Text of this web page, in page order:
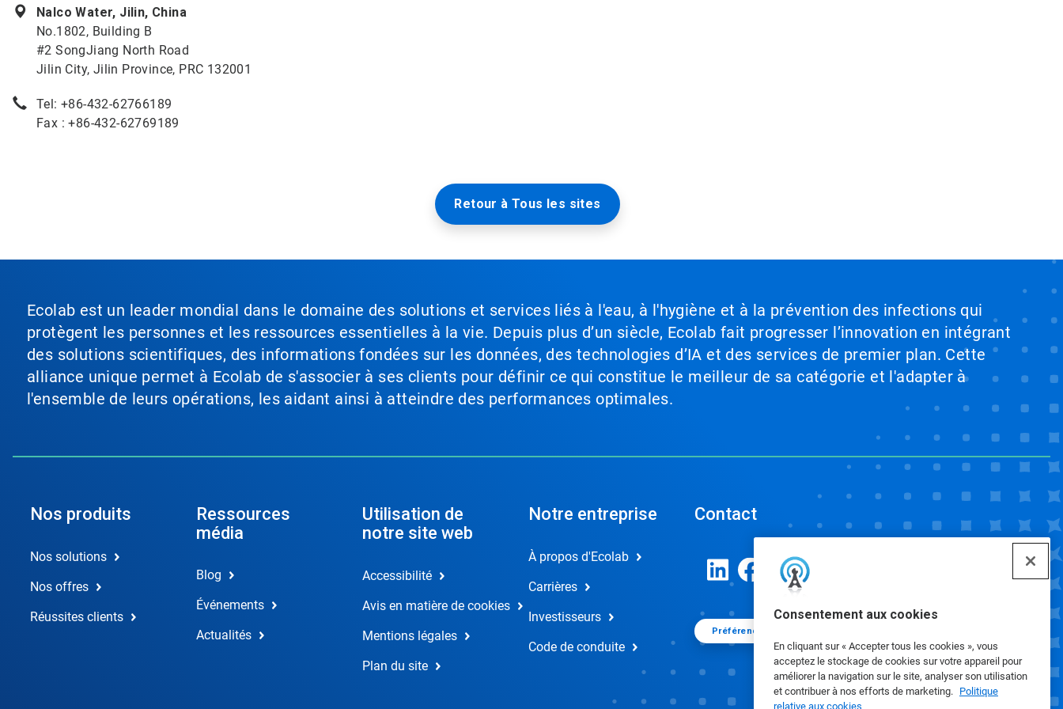
Consentement aux cookies
En cliquant sur « Accepter tous les cookies », vous
acceptez le stockage de cookies sur votre appareil pour
améliorer la navigation sur le site, analyser son utilisation
et contribuer à nos efforts de marketing. Politique
relative aux cookies
Nalco Water, Jilin, China
No.1802, Building B
#2 SongJiang North Road
Jilin City, Jilin Province, PRC 132001
Tel: +86-432-62766189
Fax : +86-432-62769189
Retour à Tous les sites
Ecolab est un leader mondial dans le domaine des solutions et services liés à l'eau, à l'hygiène et à la prévention des infections qui
protègent les personnes et les ressources essentielles à la vie. Depuis plus d’un siècle, Ecolab fait progresser l’innovation en intégrant
des solutions scientifiques, des informations fondées sur les données, des technologies d’IA et des services de premier plan. Cette
alliance unique permet à Ecolab de s'associer à ses clients pour définir ce qui constitue le meilleur de sa catégorie et l'adapter à
l'ensemble de leurs opérations, les aidant ainsi à atteindre des performances optimales.
Nos produits
Nos solutions
Nos offres
Réussites clients
Ressources
média
Blog
Événements
Actualités
Utilisation de
notre site web
Accessibilité
Avis en matière de cookies
Mentions légales
Plan du site
Notre entreprise
À propos d'Ecolab
Carrières
Investisseurs
Code de conduite
Contact
Préférences de cookies